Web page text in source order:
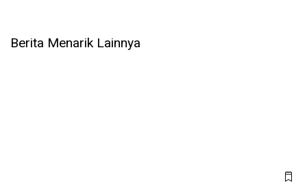
Berita Menarik Lainnya